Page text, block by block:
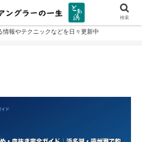
情報やテクニックなどを日々更新中
検索